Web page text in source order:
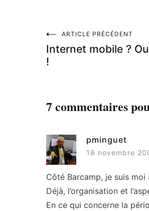
Navigation
de
ARTICLE PRÉCÉDENT
Internet mobile ?
!
7 commentaires
pminguet
18 novembre
Côté Barcamp, je suis
Déjà, l’organisation et
En ce qui concerne la